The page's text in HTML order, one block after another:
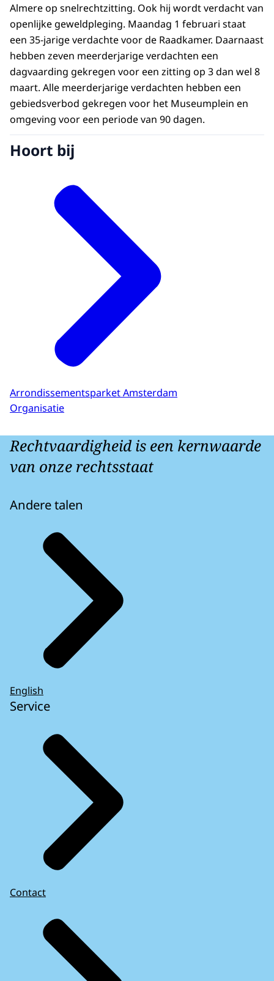
Almere op snelrechtzitting. Ook hij wordt verdacht van
openlijke geweldpleging. Maandag 1 februari staat
een 35-jarige verdachte voor de Raadkamer. Daarnaast
hebben zeven meerderjarige verdachten een
dagvaarding gekregen voor een zitting op 3 dan wel 8
maart. Alle meerderjarige verdachten hebben een
gebiedsverbod gekregen voor het Museumplein en
omgeving voor een periode van 90 dagen.
Hoort bij
Arrondissementsparket Amsterdam
Organisatie
Rechtvaardigheid is een kernwaarde
van onze rechtsstaat
Andere talen
English
Service
Contact